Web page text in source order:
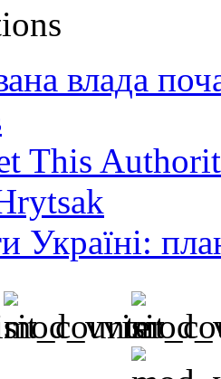
влада
This
Україні: